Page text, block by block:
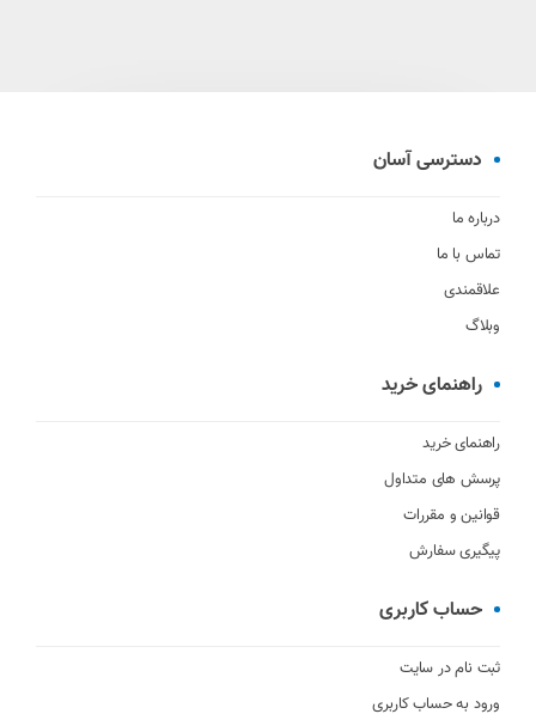
دسترسی آسان
درباره ما
تماس با ما
علاقمندی
وبلاگ
راهنمای خرید
راهنمای خرید
پرسش های متداول
قوانین و مقررات
پیگیری سفارش
حساب کاربری
ثبت نام در سایت
ورود به حساب کاربری